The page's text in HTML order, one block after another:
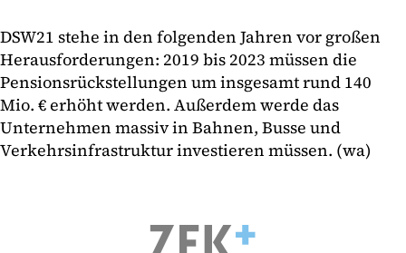
DSW21 stehe in den folgenden Jahren vor großen
Herausforderungen: 2019 bis 2023 müssen die
Pensionsrückstellungen um insgesamt rund 140
Mio. € erhöht werden. Außerdem werde das
Unternehmen massiv in Bahnen, Busse und
Verkehrsinfrastruktur investieren müssen. (wa)